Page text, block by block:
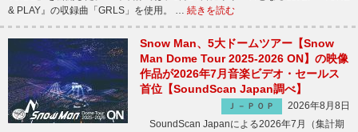
& PLAY』の収録曲「GRLS」を使用。 … 続きを読む
Snow Man、5大ドームツアー【Snow
Man Dome Tour 2025-2026 ON】の映像
作品が2026年7月音楽ビデオ・セールス
首位【SoundScan Japan調べ】
Ｊ－ＰＯＰ
2026年8月8日
SoundScan Japanによる2026年7月（集計期